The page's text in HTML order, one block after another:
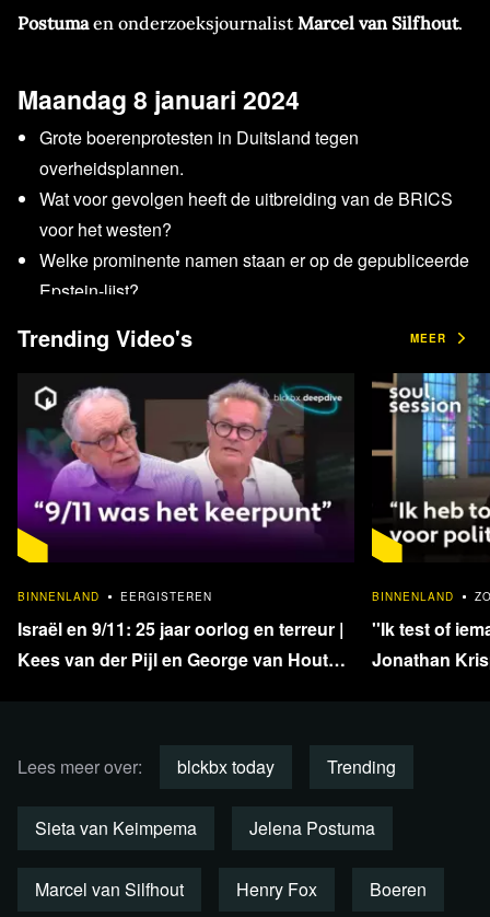
Postumaen onderzoeksjournalistMarcel van Silfhout.
Maandag 8 januari 2024
Grote boerenprotesten in Duitsland tegen
overheidsplannen.
Wat voor gevolgen heeft de uitbreiding van de BRICS
voor het westen?
Welke prominente namen staan er op de gepubliceerde
Epstein-lijst?
Desk: Sieta van Keimpema, Jelena Postuma en Marcel
Presentatie: Ancilla van de Leest
Bekijk de uitzending per fragment
terug
Trending Video's MEER
BINNENLAND
EERGISTEREN
Israël en 9/11: 25 jaar oorlog en terreur |
Kees van der Pijl en George van Houts -
BINNENLAND
''Ik test of
Jonathan
Lees meer over: blckbx today Trending
Sieta van Keimpema Jelena Postuma
Marcel van Silfhout Henry Fox Boeren